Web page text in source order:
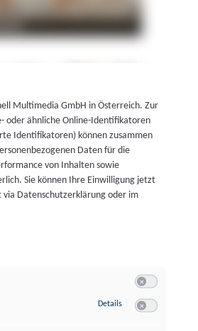
Multimedia GmbH in Österreich. Zur
oder ähnliche Online-Identifikatoren
Identifikatoren) können zusammen
Daten für die
von Inhalten sowie
Sie können Ihre Einwilligung jetzt
via Datenschutzerklärung oder im
Details zu Speichern von